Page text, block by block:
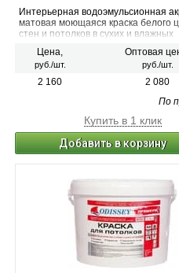
Интерьерная водоэмульсионная
матовая моющаяся краска белого
стен и потолков в сухих и влажных
участков. Особо прочная. Класс
безопасности КМ1. Фасовка
ведро - 15 кг.
Цена,
руб./шт.
Оптовая
руб./шт.
2 160
2 080
По
Купить в 1 клик
Добавить в корзину